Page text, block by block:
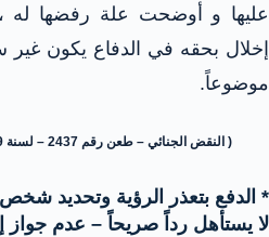
عليها و أوضحت علة رفضها له
إخلال بحقه في الدفاع يكون
موضوعاً.
( النقض الجنائي – طعن رقم 2437 – لسنة 49 ق تاريخ الجلسة 28 / 4 / 1980 )
* الدفع بتعذر الرؤية وتحديد
لا يستأهل رداً صريحاً – عدم جواز